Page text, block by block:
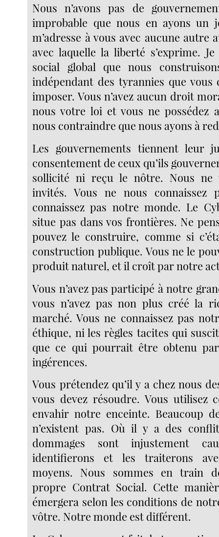
Nous n’avons pas de
improbable que nous en ayons un
m’adresse à vous avec aucune autre
avec laquelle la liberté s’exprime. Je
social global que nous
indépendant des tyrannies que vous
imposer. Vous n’avez aucun droit
nous votre loi et vous ne possédez
nous contraindre que nous ayons à
Les gouvernements tiennent leur
consentement de ceux qu’ils
sollicité ni reçu le nôtre. Nous ne
invités. Vous ne nous connaissez
connaissez pas notre monde. Le
situe pas dans vos frontières. Ne
pouvez le construire, comme si
construction publique. Vous ne le
produit naturel, et il croît par notre
Vous n’avez pas participé à notre
vous n’avez pas non plus créé la
marché. Vous ne connaissez pas
éthique, ni les règles tacites qui
que ce qui pourrait être obtenu
ingérences.
Vous prétendez qu’il y a chez nous
vous devez résoudre. Vous utilisez
envahir notre enceinte. Beaucoup
n’existent pas. Où il y a des
dommages sont injustement
identifierons et les traiterons
moyens. Nous sommes en train
propre Contrat Social. Cette
émergera selon les conditions de
vôtre. Notre monde est différent.